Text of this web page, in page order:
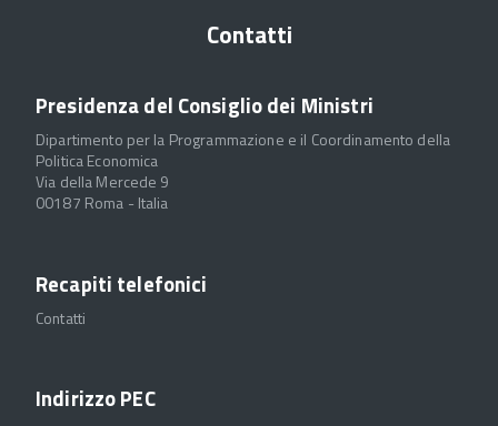
Contatti
Presidenza del Consiglio dei Ministri
Dipartimento per la Programmazione e il Coordinamento della
Politica Economica
Via della Mercede 9
00187 Roma - Italia
Recapiti telefonici
Contatti
Indirizzo PEC